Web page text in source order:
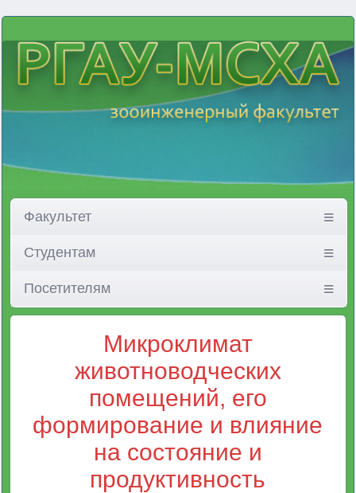
Факультет
Студентам
Посетителям
Микроклимат
животноводческих
помещений, его
формирование и влияние
на состояние и
продуктивность